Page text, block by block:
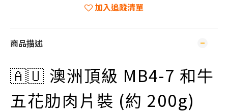
加入追蹤清單
商品描述
🇦🇺 澳洲頂級 MB4-7 和牛
五花肋肉片裝 (約 200g)